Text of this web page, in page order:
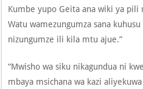
Kumbe yupo Geita ana wiki ya
Watu wamezungumza sana
nizungumze ili kila mtu ajue.”
“Mwisho wa siku nikagundua ni
mbaya msichana wa kazi